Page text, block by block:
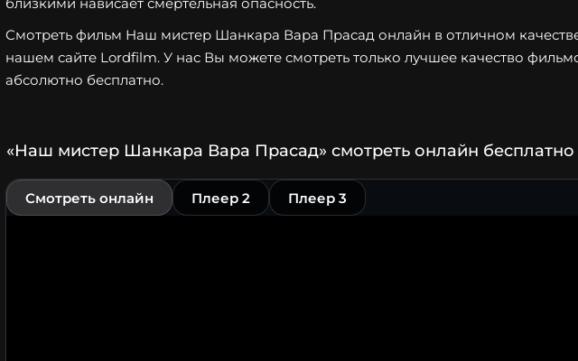
близкими нависает смертельная опасность.
Смотреть фильм Наш мистер Шанкара Вара Прасад онлайн в отличном
нашем сайте Lordfilm. У нас Вы можете смотреть только лучшее качество
абсолютно бесплатно.
«Наш мистер Шанкара Вара Прасад» смотреть онлайн
Смотреть онлайн Плеер 2 Плеер 3